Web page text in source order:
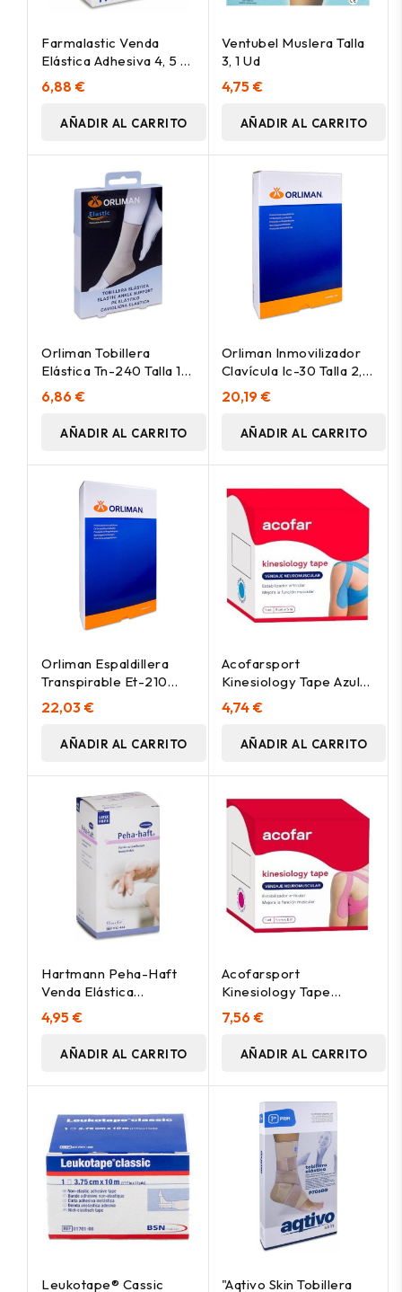
Farmalastic Venda
Elástica Adhesiva 4, 5 M
X 5 Cm
6,88 €
AÑADIR AL CARRITO
Ventubel Muslera Talla
3, 1 Ud
4,75 €
AÑADIR AL CARRITO
Orliman Tobillera
Elástica Tn-240 Talla 1
17-20, 1 Unidad
6,86 €
AÑADIR AL CARRITO
Orliman Inmovilizador
Clavícula Ic-30 Talla 2, 1
Unidad
20,19 €
AÑADIR AL CARRITO
Orliman Espaldillera
Transpirable Et-210
Talla 2, 1 Unidad
22,03 €
AÑADIR AL CARRITO
Acofarsport
Kinesiology Tape Azul
5Mx5Cm
4,74 €
AÑADIR AL CARRITO
Hartmann Peha-Haft
Venda Elástica
Cohesiva 4Mx10Cm
4,95 €
AÑADIR AL CARRITO
Acofarsport
Kinesiology Tape
Fucsia 5Cmx5M
7,56 €
AÑADIR AL CARRITO
Leukotape® Cassic
"Aqtivo Skin Tobillera